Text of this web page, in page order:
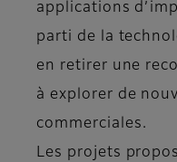
applications
parti de la
en retirer une
à explorer de
commerciales.
Les projets